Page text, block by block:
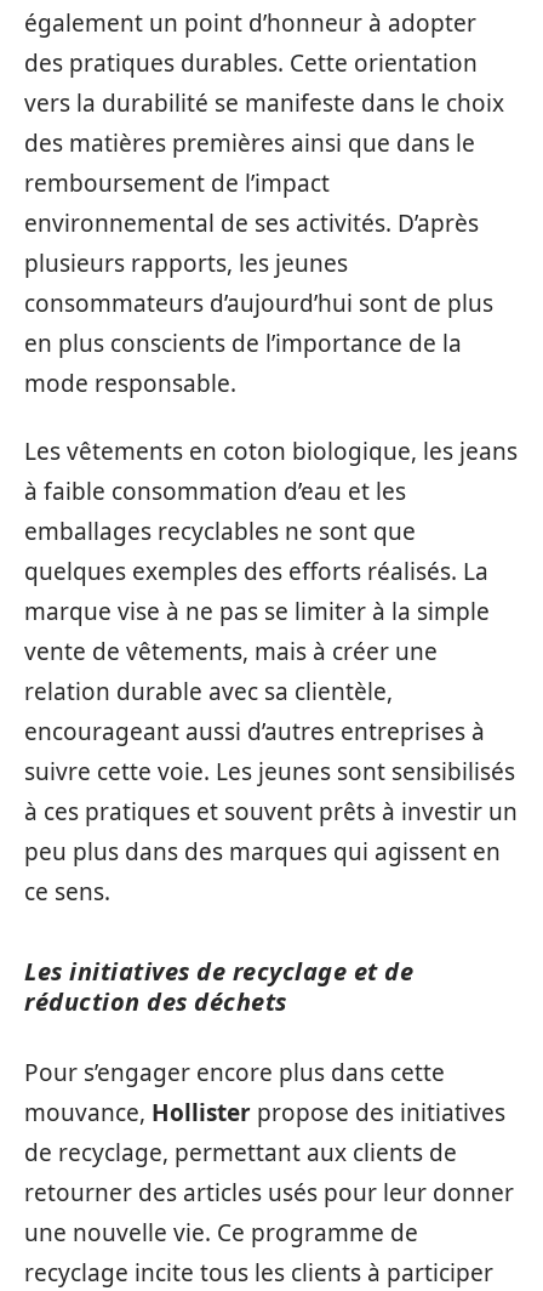
également un point d’honneur à adopter
des pratiques durables. Cette orientation
vers la durabilité se manifeste dans le choix
des matières premières ainsi que dans le
remboursement de l’impact
environnemental de ses activités. D’après
plusieurs rapports, les jeunes
consommateurs d’aujourd’hui sont de plus
en plus conscients de l’importance de la
mode responsable.
Les vêtements en coton biologique, les jeans
à faible consommation d’eau et les
emballages recyclables ne sont que
quelques exemples des efforts réalisés. La
marque vise à ne pas se limiter à la simple
vente de vêtements, mais à créer une
relation durable avec sa clientèle,
encourageant aussi d’autres entreprises à
suivre cette voie. Les jeunes sont sensibilisés
à ces pratiques et souvent prêts à investir un
peu plus dans des marques qui agissent en
ce sens.
Les initiatives de recyclage et de
réduction des déchets
Pour s’engager encore plus dans cette
mouvance, Hollister propose des initiatives
de recyclage, permettant aux clients de
retourner des articles usés pour leur donner
une nouvelle vie. Ce programme de
recyclage incite tous les clients à participer